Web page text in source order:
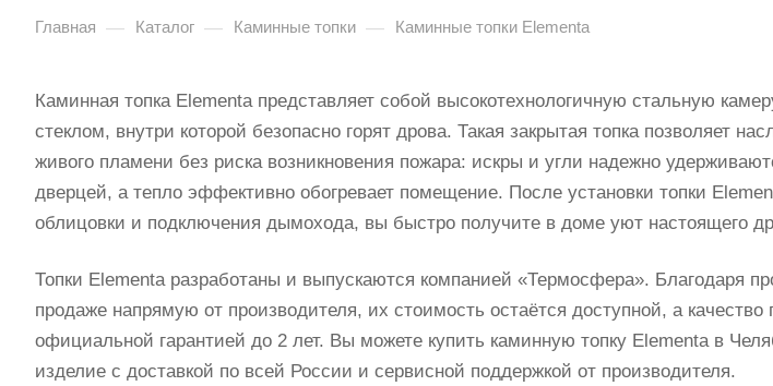
Главная — Каталог — Каминные топки — Каминные топки Elementa
Каминная топка Elementa представляет собой высокотехнологичную стальную
стеклом, внутри которой безопасно горят дрова. Такая закрытая топка позволяет
живого пламени без риска возникновения пожара: искры и угли надежно
дверцей, а тепло эффективно обогревает помещение. После установки топки
облицовки и подключения дымохода, вы быстро получите в доме уют настоящего
Топки Elementa разработаны и выпускаются компанией «Термосфера». Благодаря
продаже напрямую от производителя, их стоимость остаётся доступной, а качество
официальной гарантией до 2 лет. Вы можете купить каминную топку Elementa в
изделие с доставкой по всей России и сервисной поддержкой от производителя.